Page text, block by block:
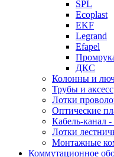
SPL
Ecoplast
EKF
Legrand
Efapel
ДКС
Колонны и
Трубы и
Лотки
Оптические
Кабель-канал -
Лотки
Монтажные
Коммутационное